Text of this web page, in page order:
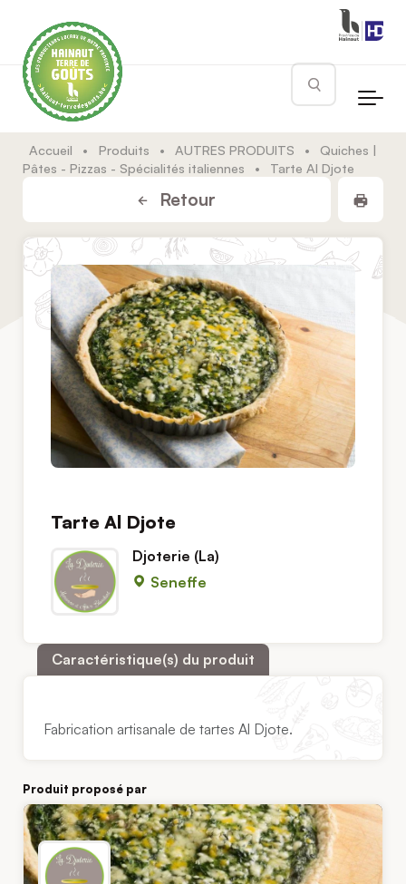
Rechercher
Accueil • Produits • AUTRES PRODUITS •
Quiches |
Pâtes - Pizzas - Spécialités italiennes
• Tarte Al Djote
Retour
Tarte Al Djote
Djoterie (La)
Seneffe
Caractéristique(s) du produit
Fabrication artisanale de tartes Al Djote.
Produit proposé par